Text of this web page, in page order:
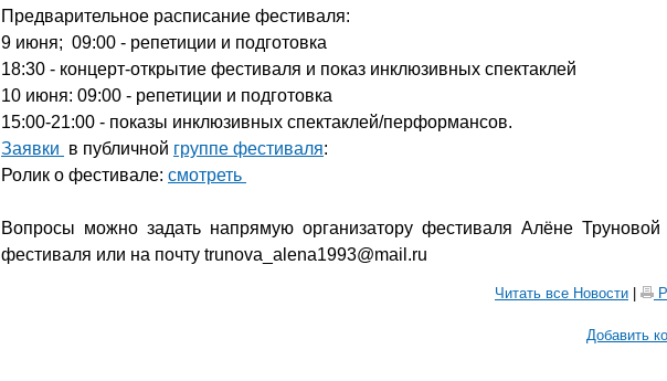
Предварительное расписание фестиваля:
9 июня; 09:00 - репетиции и подготовка
18:30 - концерт-открытие фестиваля и показ инклюзивных спектаклей
10 июня: 09:00 - репетиции и подготовка
15:00-21:00 - показы инклюзивных спектаклей/перформансов.
Заявки в публичной группе фестиваля:
Ролик о фестивале: смотреть
Вопросы можно задать напрямую организатору фестиваля Алёне Труновой
фестиваля или на почту trunova_alena1993@mail.ru
Читать все Новости
Добавить